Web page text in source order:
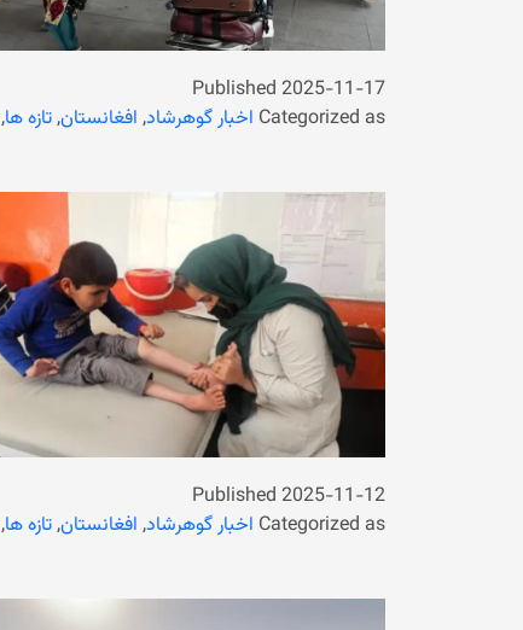
Published 2025-11-17
Categorized as اخبار گوهرشاد, افغانستان,تازه ها,
Published 2025-11-12
Categorized as اخبار گوهرشاد, افغانستان,تازه ها,